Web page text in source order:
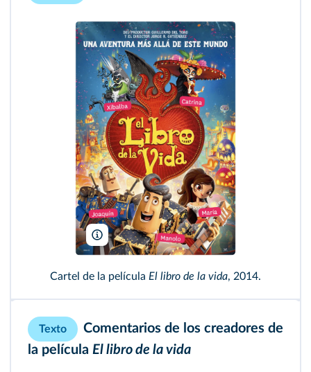
Twentieth Century Fox Animation/Reel FX Creative
Cartel de la película El libro de la vida, 2014.
Texto
Comentarios de los creadores de
la película El libro de la vida